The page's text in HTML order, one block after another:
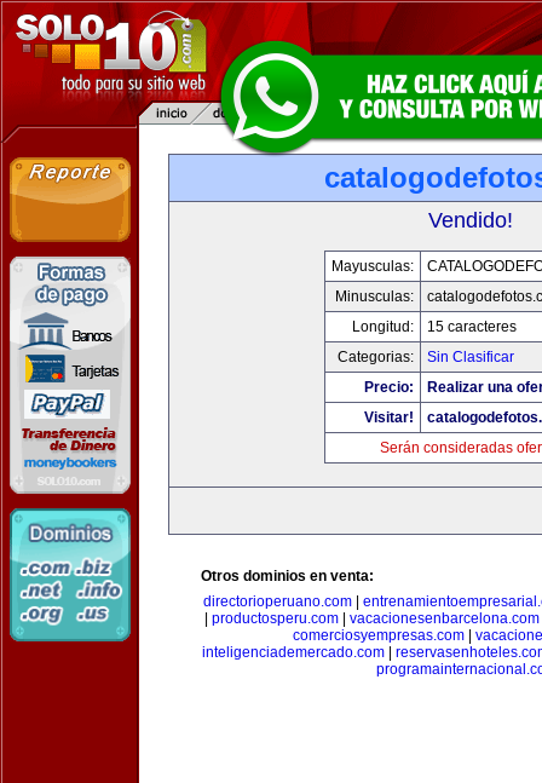
Vendido!
Mayusculas:
Minusculas:
Longitud:
15 caracteres
Categorias:
Sin Clasificar
Precio:
Realizar una
Visitar!
Serán consideradas
Otros dominios en venta:
directorioperuano.com
productosperu.com| vacacionesenbarcelona.com
comerciosyempresas.com|
inteligenciademercado.com|